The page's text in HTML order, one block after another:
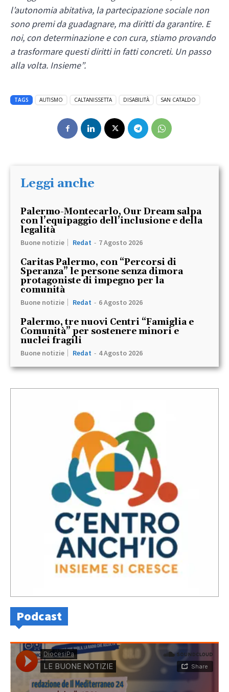
l’autonomia abitativa, la partecipazione sociale non
sono premi da guadagnare, ma diritti da garantire. E
noi, con determinazione e con cura, stiamo provando
a trasformare questi diritti in fatti concreti. Un passo
alla volta. Insieme”.
TAGS AUTISMO CALTANISSETTA DISABILITÀ SAN CATALDO
Leggi anche
Palermo-Montecarlo, Our Dream salpa
con l’equipaggio dell’inclusione e della
legalità
Buone notizie Redat - 7 Agosto 2026
Caritas Palermo, con “Percorsi di
Speranza” le persone senza dimora
protagoniste di impegno per la
comunità
Buone notizie Redat - 6 Agosto 2026
Palermo, tre nuovi Centri “Famiglia e
Comunità” per sostenere minori e
nuclei fragili
Buone notizie Redat - 4 Agosto 2026
Podcast